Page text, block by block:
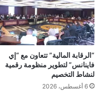
“الرقابة المالية” تتعاون مع “إي
فاينانس” لتطوير منظومة رقمية
لنشاط التخصيم
6 أغسطس، 2026